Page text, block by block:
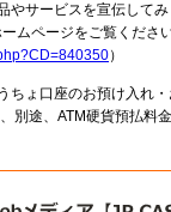
やサービスを宣伝して
ムページをご覧くださ
）
ちょ口座のお預け入れ
別途、ATM硬貨預払料